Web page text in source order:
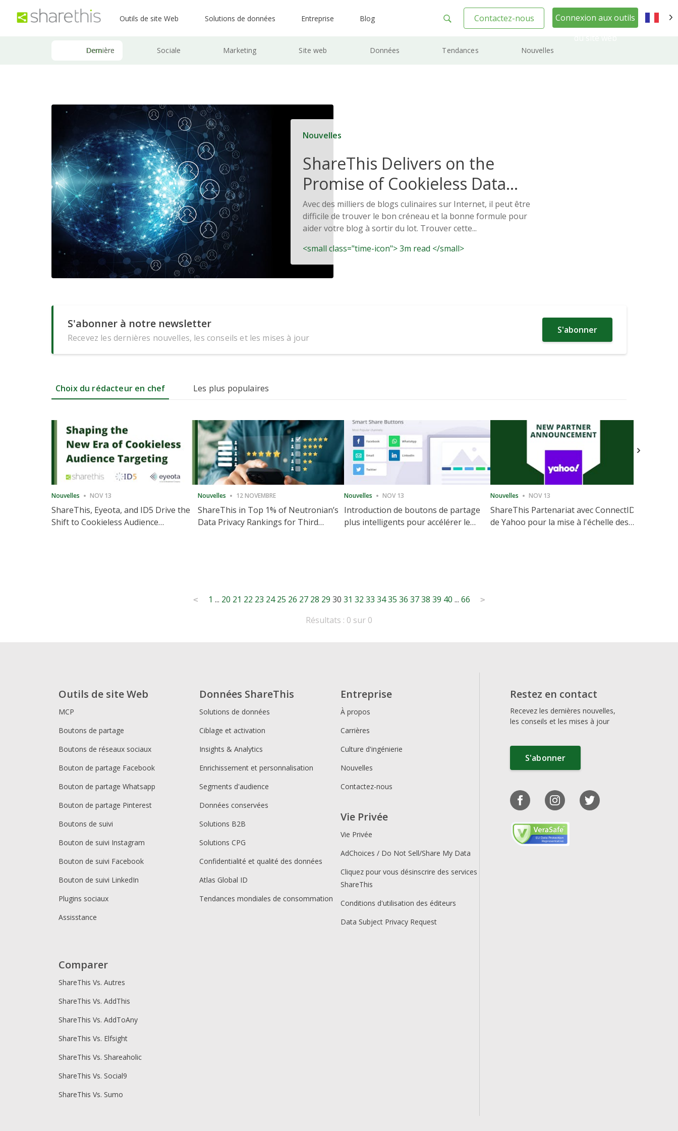
Outils de site Web Solutions de données Entreprise Blog Contactez-nous
Connexion aux outils
Dernière Sociale Marketing Site web Données Tendances Nouvelles
Nouvelles
ShareThis Delivers on the
Promise of Cookieless Data
Solutions
Avec des milliers de blogs culinaires sur Internet, il peut être
difficile de trouver le bon créneau et la bonne formule pour
aider votre blog à sortir du lot. Trouver cette...
<small class="time-icon"> 3m read </small>
S'abonner à notre newsletter
Recevez les dernières nouvelles, les conseils et les mises à jour
S'abonner
Choix du rédacteur en chef Les plus populaires
Nouvelles NOV 13
ShareThis, Eyeota, and ID5 Drive the
Shift to Cookieless Audience
Nouvelles 12 NOVEMBRE
ShareThis in Top 1% of Neutronian’s
Data Privacy Rankings for Third
Nouvelles NOV 13
Introduction de boutons de partage
plus intelligents pour accélérer le
Nouvelles NOV 13
ShareThis Partenariat avec ConnectID
de Yahoo pour la mise à l'échelle des
< 1 ... 20 21 22 23 24 25 26 27 28 29 30 31 32 33 34 35 36 37 38 39 40 ... 66 >
Résultats : 0 sur 0
Outils de site Web
MCP
Boutons de partage
Boutons de réseaux sociaux
Bouton de partage Facebook
Bouton de partage Whatsapp
Bouton de partage Pinterest
Boutons de suivi
Bouton de suivi Instagram
Bouton de suivi Facebook
Bouton de suivi LinkedIn
Plugins sociaux
Assisstance
Données ShareThis
Solutions de données
Ciblage et activation
Insights & Analytics
Enrichissement et personnalisation
Segments d'audience
Données conservées
Solutions B2B
Solutions CPG
Confidentialité et qualité des données
Atlas Global ID
Tendances mondiales de consommation
Entreprise
À propos
Carrières
Culture d'ingénierie
Nouvelles
Contactez-nous
Vie Privée
Vie Privée
AdChoices / Do Not Sell/Share My Data
Cliquez pour vous désinscrire des services
ShareThis
Conditions d'utilisation des éditeurs
Data Subject Privacy Request
Comparer
ShareThis Vs. Autres
ShareThis Vs. AddThis
ShareThis Vs. AddToAny
ShareThis Vs. Elfsight
ShareThis Vs. Shareaholic
ShareThis Vs. Social9
ShareThis Vs. Sumo
Restez en contact
Recevez les dernières nouvelles,
les conseils et les mises à jour
S'abonner